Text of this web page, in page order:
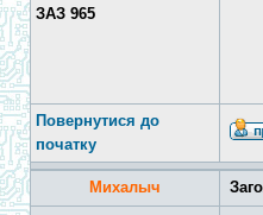
ЗАЗ 965
Повернутися до
початку
Михалыч